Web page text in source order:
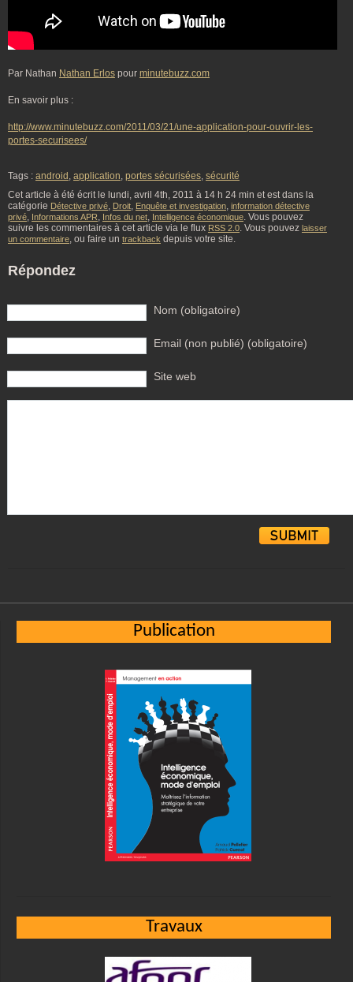
Par Nathan Nathan Erlos pour minutebuzz.com
En savoir plus :
http://www.minutebuzz.com/2011/03/21/une-application-pour-ouvrir-les-
portes-securisees/
Tags : android , application, portes sécurisées, sécurité
Cet article à été écrit le lundi, avril 4th, 2011 à 14 h 24 min et est dans la
catégorie Détective privé, Droit, Enquête et investigation, information détective
privé, Informations APR, Infos du net, Intelligence économique. Vous pouvez
suivre les commentaires à cet article via le flux RSS 2.0. Vous pouvez laisser
un commentaire, ou faire un trackback depuis votre site.
Répondez
Nom (obligatoire)
Email (non publié) (obligatoire)
Site web
Publication
Travaux